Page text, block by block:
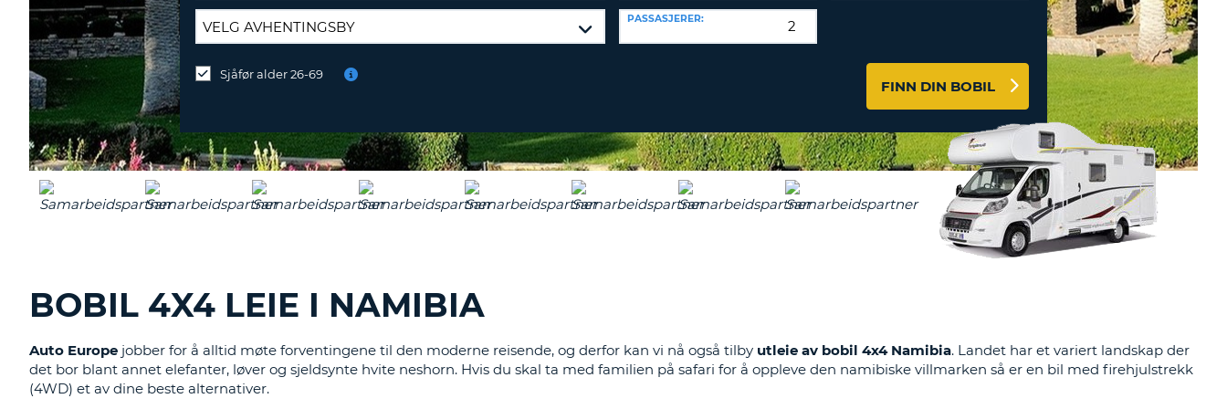
MINST
LITEN
BOKSTAV.
ETT
CANCEL
AGENTER OG
SAMARBEIDSPARTNERE
NORGE
Avlevering
annet
sted?
PASSASJERER:
Sjåfør alder 26-69
FINN DIN BOBIL
BOBIL 4X4 LEIE I NAMIBIA
Auto Europe jobber for å alltid møte forventingene til den moderne reisende, og derfor kan vi nå også tilby utleie av bobil 4x4 Namibia. Landet har et variert landskap der
det bor blant annet elefanter, løver og sjeldsynte hvite neshorn. Hvis du skal ta med familien på safari for å oppleve den namibiske villmarken så er en bil med firehjulstrekk
(4WD) et av dine beste alternativer.